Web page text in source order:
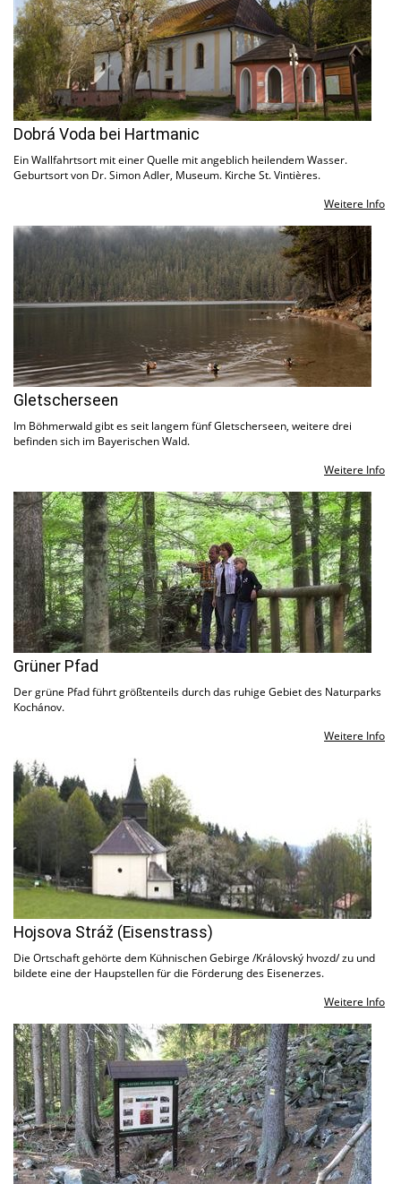
Dobrá Voda bei Hartmanic
Ein Wallfahrtsort mit einer Quelle mit angeblich heilendem Wasser.
Geburtsort von Dr. Simon Adler, Museum. Kirche St. Vintières.
Weitere Info
Gletscherseen
Im Böhmerwald gibt es seit langem fünf Gletscherseen, weitere drei
befinden sich im Bayerischen Wald.
Weitere Info
Grüner Pfad
Der grüne Pfad führt größtenteils durch das ruhige Gebiet des Naturparks
Kochánov.
Weitere Info
Hojsova Stráž (Eisenstrass)
Die Ortschaft gehörte dem Kühnischen Gebirge /Královský hvozd/ zu und
bildete eine der Haupstellen für die Förderung des Eisenerzes.
Weitere Info